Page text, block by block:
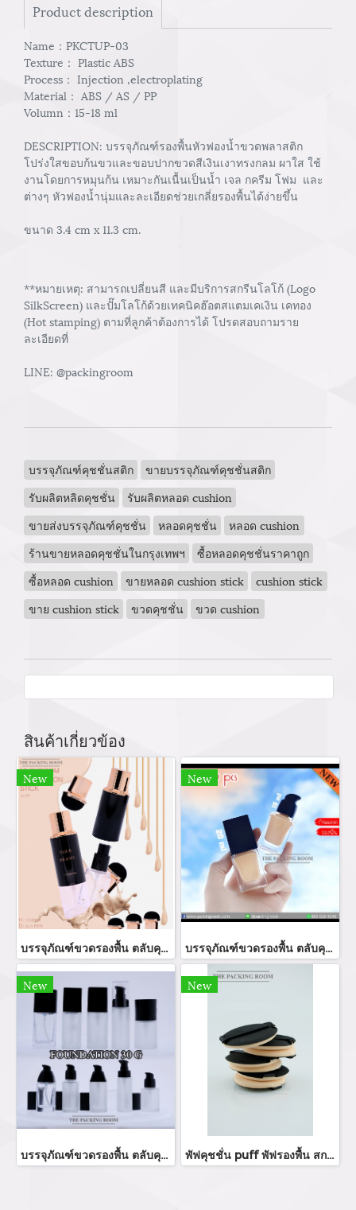
Product description
Name：PKCTUP-03
Texture： Plastic ABS
Process： Injection ,electroplating
Material： ABS / AS / PP
Volumn：15-18 ml
DESCRIPTION: บรรจุภัณฑ์รองพื้นหัวฟองน้ำขวดพลาสติก
โปร่งใสขอบก้นขวและขอบปากขวดสีเงินเงาทรงกลม ผาใส ใช้
งานโดยการหมุนก้น เหมาะกันเนื้นเป็นน้ำ เจล กครีม โฟม และ
ต่างๆ หัวฟองน้ำนุ่มและละเอียดช่วยเกลี่ยรองพื้นได้ง่ายขึ้น
ขนาด 3.4 cm x 11.3 cm.
**หมายเหตุ: สามารถเปลี่ยนสี และมีบริการสกรีนโลโก้ (Logo
SilkScreen) และปั๊มโลโก้ด้วยเทคนิคฮ๊อตสแตมเคเงิน เคทอง
(Hot stamping) ตามที่ลูกค้าต้องการได้ โปรดสอบถามราย
ละเอียดที่
LINE: @packingroom
บรรจุภัณฑ์คุชชั่นสติก
ขายบรรจุภัณฑ์คุชชั่นสติก
รับผลิตหลิดคุชชั่น
รับผลิตหลอด cushion
ขายส่งบรรจุภัณฑ์คุชชั่น
หลอดคุชชั่น
หลอด cushion
ร้านขายหลอดคุชชั่นในกรุงเทพฯ
ซื้อหลอดคุชชั่นราคาถูก
ซื้อหลอด cushion
ขายหลอด cushion stick
cushion stick
ขาย cushion stick
ขวดคุชชั่น ขวด cushion
สินค้าเกี่ยวข้อง
New
บรรจุภัณฑ์ขวดรองพื้น ตลับคุชชั่น ขายส่งขวดรองพื้น foundation bootle/ cushion tube บรรจุภัณฑ์แก้ว Glass tube จำหน่ายบรรจุภัณฑ์เครื่องสำอางทุกประเภท
New
บรรจุภัณฑ์ขวดรองพื้น ตลับคุชชั่น ขวดรองพื้น foundation bootle/ cushion tube บรรจุภัณฑ์แก้ว Glass tube จำหน่ายบรรจุภัณฑ์เครื่องสำอางทุกประเภท
New
บรรจุภัณฑ์ขวดรองพื้น ตลับคุชชั่น ขายส่งขวดรองพื้น foundation bootle/ cushion tube บรรจุภัณฑ์แก้ว Glass tube จำหน่ายบรรจุภัณฑ์เครื่องสำอางทุกประเภท
New
พัฟคุชชั่น puff พัฟรองพื้น สกรีนโลโก้พัฟแป้ง ร้านขายบรรจุภัณฑ์ จำหน่ายบรรจุภัณฑ์เครื่องสำอางทุกประเภท